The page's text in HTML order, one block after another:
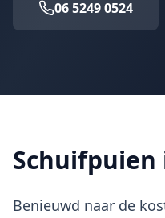
06 5249 0524
Benieuwd naar de